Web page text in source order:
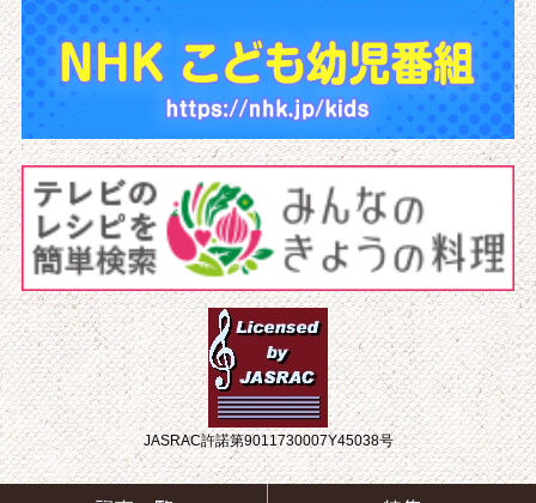
JASRAC許諾第9011730007Y45038号